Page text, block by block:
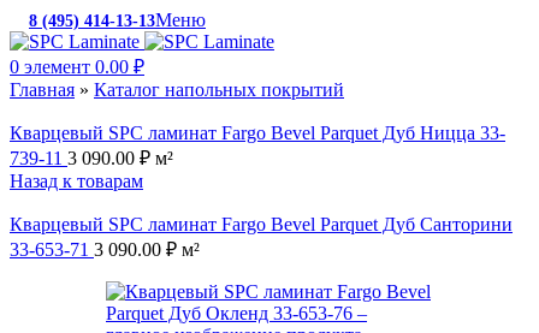
8 (495) 414-13-13Меню
0 элемент 0.00 ₽
Главная » Каталог напольных покрытий
Кварцевый SPC ламинат Fargo Bevel Parquet Дуб Ницца 33-
739-11 3 090.00 ₽ м²
Назад к товарам
Кварцевый SPC ламинат Fargo Bevel Parquet Дуб Санторини
33-653-71 3 090.00 ₽ м²